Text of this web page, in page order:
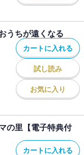
うちが遠くなる
カートに入れる
試し読み
お気に入り
の里【電子特典付
カートに入れる